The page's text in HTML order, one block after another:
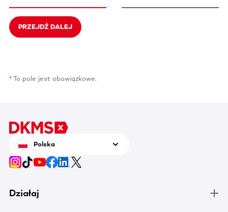
PRZEJDŹ DALEJ
To pole jest obowiązkowe.
Polska
Działaj